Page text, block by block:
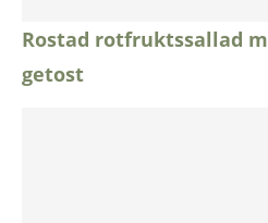
Rostad rotfruktssallad
getost